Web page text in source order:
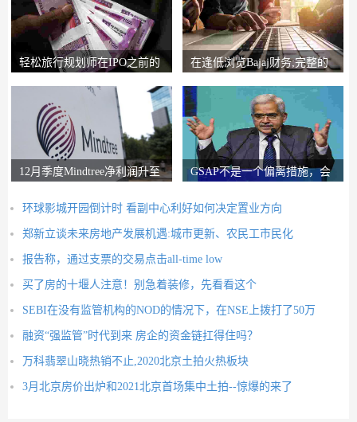
轻松旅行规划师在IPO之前的
在逢低浏览Bajaj财务;完整的
12月季度Mindtree净利润升至
GSAP不是一个偏离措施，会
环球影城开园倒计时 看副中心利好如何决定置业方向
郑新立谈未来房地产发展机遇:城市更新、农民工市民化
报告称，通过支票的交易点击all-time low
买了房的十堰人注意！别急着装修，先看看这个
SEBI在没有监管机构的NOD的情况下，在NSE上拨打了50万
融资“强监管”时代到来 房企的资金链扛得住吗？
万科翡翠山晓热销不止,2020北京土拍火热板块
3月北京房价出炉和2021北京首场集中土拍--惊爆的来了